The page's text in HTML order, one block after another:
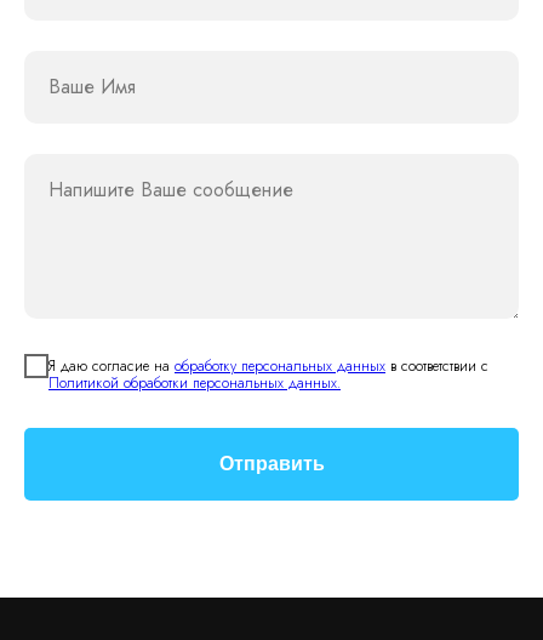
Ваше Имя
Напишите Ваше сообщение
Я даю согласие на обработку персональных данных в соответствии с
Политикой обработки персональных данных.
Отправить